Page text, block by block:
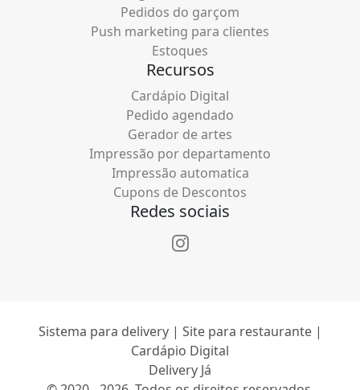
Pedidos do garçom
Push marketing para clientes
Estoques
Recursos
Cardápio Digital
Pedido agendado
Gerador de artes
Impressão por departamento
Impressão automatica
Cupons de Descontos
Redes sociais
Sistema para delivery | Site para restaurante |
Cardápio Digital
Delivery Já